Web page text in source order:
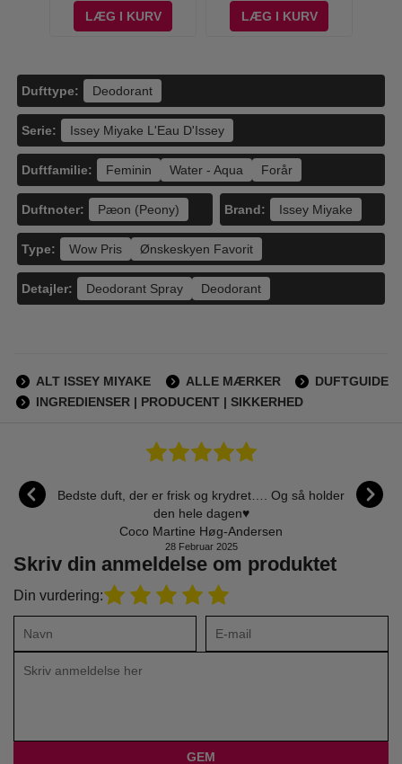
LÆG I KURV
LÆG I KURV
Serie: Issey Miyake L'Eau D'Issey
Dufttype: Deodorant
Duftfamilie: Feminin Water - Aqua Forår
Duftnoter: Pæon (Peony) Brand: Issey Miyake
Type: Wow Pris Ønskeskyen Favorit
Detajler: Deodorant Spray Deodorant
ALT ISSEY MIYAKE ALLE MÆRKER
DUFTGUIDE
INGREDIENSER | PRODUCENT | SIKKERHED
Skriv din anmeldelse om produktet
Din vurdering:
med
Bedste duft, der er frisk og krydret…. Og så holder
den hele dagen♥️
Coco Martine Høg-Andersen
28 Februar 2025
Det er